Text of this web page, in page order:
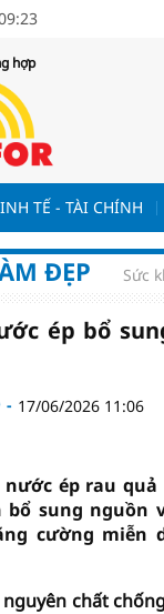
hợp
TẾ - TÀI CHÍNH
ĐẸP Sức
ép bổ
17/06/2026 11:06
ép rau
sung nguồn
cường miễn
chất